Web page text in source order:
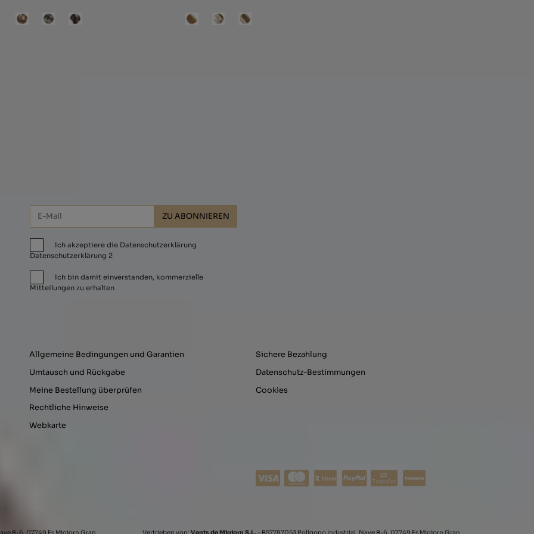
ZU ABONNIEREN
Ich akzeptiere die Datenschutzerklärung
Datenschutzerklärung 2
Ich bin damit einverstanden, kommerzielle
Mitteilungen zu erhalten
Allgemeine Bedingungen und Garantien
Umtausch und Rückgabe
Meine Bestellung überprüfen
Rechtliche Hinweise
Webkarte
Sichere Bezahlung
Datenschutz-Bestimmungen
Cookies
Transfer